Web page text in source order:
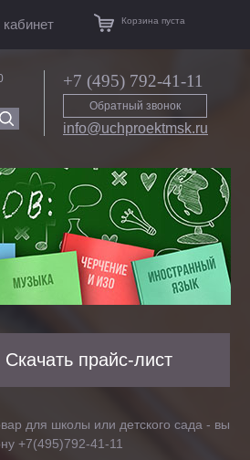
Корзина пуста
+7 (495) 792-41-11
Обратный звонок
info@uchproektmsk.ru
Скачать прайс-лист
для школы или детского сада - вы
+7(495)792-41-11